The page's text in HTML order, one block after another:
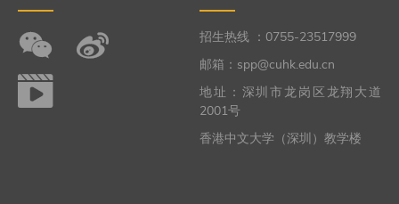
招生热线 ：0755-23517999
邮箱：spp@cuhk.edu.cn
地址：深圳市龙岗区龙翔大道
2001号
香港中文大学（深圳）教学楼